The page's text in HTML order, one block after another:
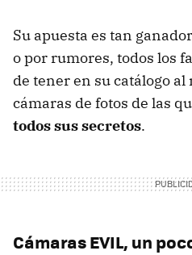
Su apuesta es tan
o por rumores, todos los
de tener en su catálogo al
cámaras de fotos de las
todos sus secretos.
Cámaras EVIL, un